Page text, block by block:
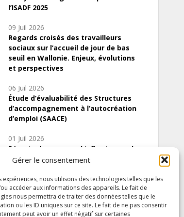
Gérer le consentement
nous utilisons des technologies telles que les
accéder aux informations des appareils. Le fait de
nous permettra de traiter des données telles que le
ou les ID uniques sur ce site. Le fait de ne pas consentir
peut avoir un effet négatif sur certaines
l’ISADF 2025
09 Juil 2026
Regards croisés des travailleurs
sociaux sur l’accueil de jour de bas
seuil en Wallonie. Enjeux, évolutions
et perspectives
06 Juil 2026
Étude d’évaluabilité des Structures
d’accompagnement à l’autocréation
d’emploi (SAACE)
01 Juil 2026
Pénurie du personnel infirmier :quels
indicateurs d’offre de soins pour
Inscrivez-vous à notre newsletter